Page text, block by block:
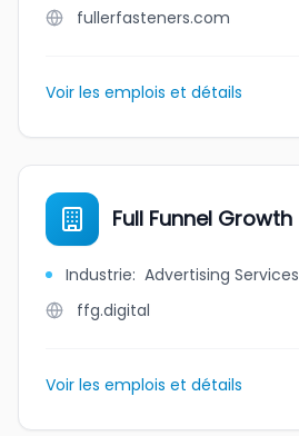
fullerfasteners.com
Voir les emplois et détails
Full Funnel Growth
Industrie: Advertising Services
ffg.digital
Voir les emplois et détails